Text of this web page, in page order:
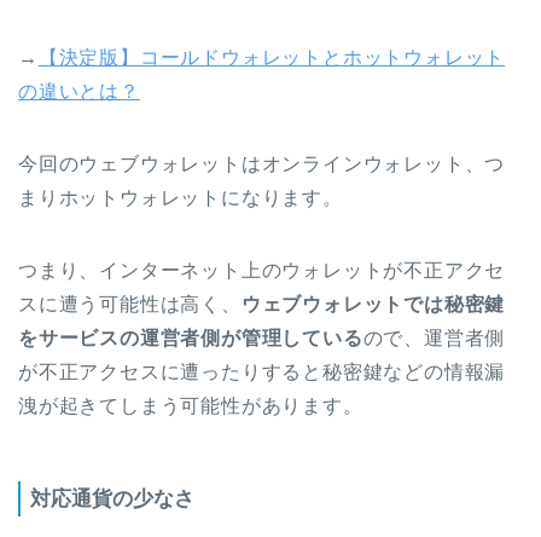
→
【決定版】コールドウォレットとホットウォレット
の違いとは？
今回のウェブウォレットはオンラインウォレット、つ
まりホットウォレットになります。
つまり、インターネット上のウォレットが不正アクセ
スに遭う可能性は高く、
ウェブウォレットでは秘密鍵
をサービスの運営者側が管理しているので、運営者側
が不正アクセスに遭ったりすると秘密鍵などの情報漏
洩が起きてしまう可能性があります。
対応通貨の少なさ